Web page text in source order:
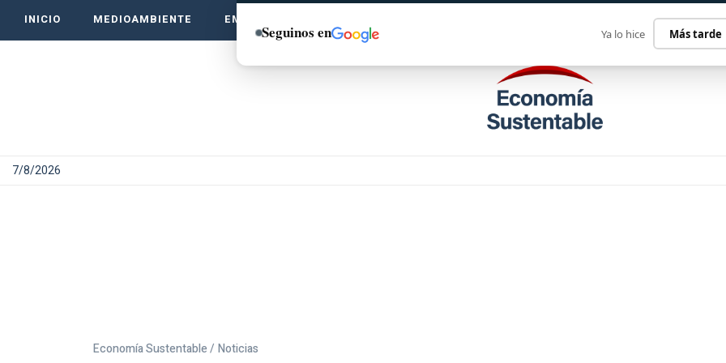
INICIO MEDIOAMBIENTE EMPRENDE VERDE
7/8/2026
Economía Sustentable / Noticias
Seguinos en Ya lo hice Más tarde